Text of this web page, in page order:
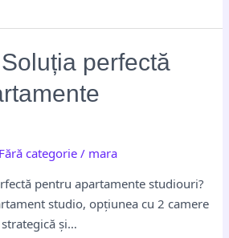
perfectă
Fără categorie / mara
pentru apartamente studiouri?
studio, opțiunea cu 2 camere
și…